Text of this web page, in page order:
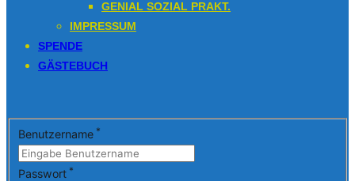
GENIAL SOZIAL PRAKT.
IMPRESSUM
SPENDE
GÄSTEBUCH
Benutzername *
Passwort*